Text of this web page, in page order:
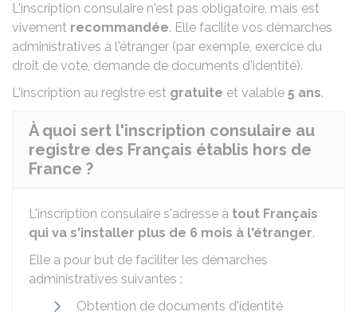
L'inscription consulaire n'est pas obligatoire, mais est
vivement recommandée. Elle facilite vos démarches
administratives à l'étranger (par exemple, exercice du
droit de vote, demande de documents d'identité).
L'inscription au registre est gratuite et valable 5 ans.
À quoi sert l'inscription consulaire au
registre des Français établis hors de
France ?
L'inscription consulaire s'adresse à tout Français
qui va s'installer plus de 6 mois à l'étranger.
Elle a pour but de faciliter les démarches
administratives suivantes :
Obtention de documents d'identité